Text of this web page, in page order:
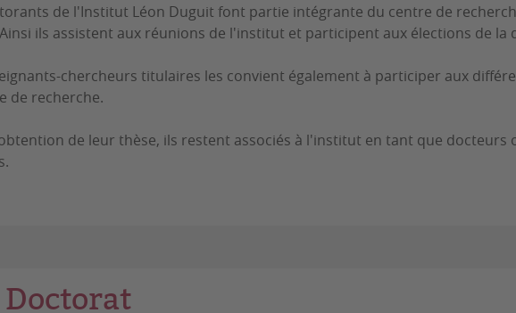
de l'Institut Léon Duguit font partie intégrante du centre de
ils assistent aux réunions de l'institut et participent aux élections de la
chercheurs titulaires les convient également à participer aux
de recherche.
de leur thèse, ils restent associés à l'institut en tant que docteurs
Doctorat